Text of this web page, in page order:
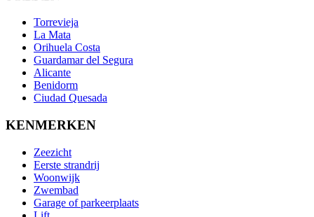
Torrevieja
La Mata
Orihuela Costa
Guardamar del Segura
Alicante
Benidorm
Ciudad Quesada
KENMERKEN
Zeezicht
Eerste strandrij
Woonwijk
Zwembad
Garage of parkeerplaats